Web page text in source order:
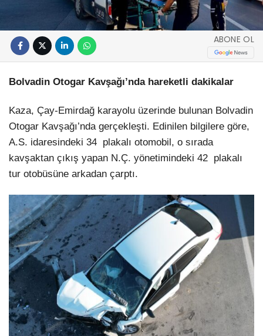
ABONE OL
Bolvadin Otogar Kavşağı’nda hareketli dakikalar
Kaza, Çay-Emirdağ karayolu üzerinde bulunan Bolvadin
Otogar Kavşağı’nda gerçekleşti. Edinilen bilgilere göre,
A.S. idaresindeki 34 plakalı otomobil, o sırada
kavşaktan çıkış yapan N.Ç. yönetimindeki 42 plakalı
tur otobüsüne arkadan çarptı.